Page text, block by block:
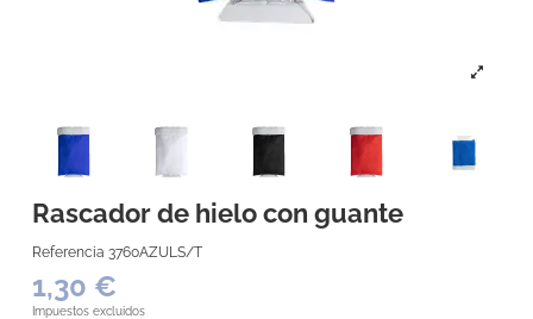
Rascador de hielo con guante
Referencia 3760AZULS/T
1,30 €
Impuestos excluidos